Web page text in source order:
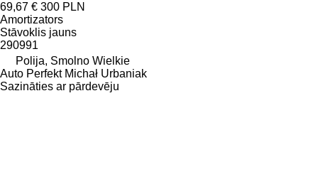
69,67 € 300 PLN
Amortizators
Stāvoklis jauns
290991
Polija, Smolno Wielkie
Auto Perfekt Michał Urbaniak
Sazināties ar pārdevēju